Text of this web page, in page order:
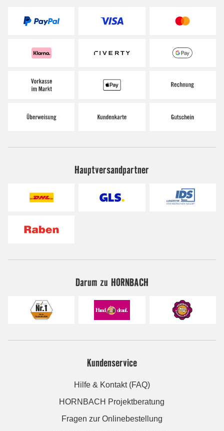
Hauptversandpartner
Darum zu HORNBACH
Kundenservice
Hilfe & Kontakt (FAQ)
HORNBACH Projektberatung
Fragen zur Onlinebestellung